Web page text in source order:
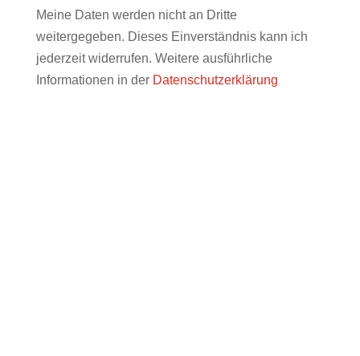
Meine Daten werden nicht an Dritte
weitergegeben. Dieses Einverständnis kann ich
jederzeit widerrufen. Weitere ausführliche
Informationen in der Datenschutzerklärung